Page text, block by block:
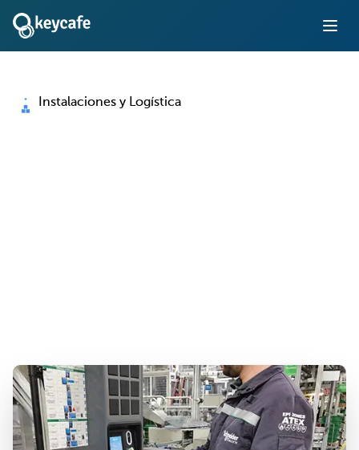
Instalaciones y Logística